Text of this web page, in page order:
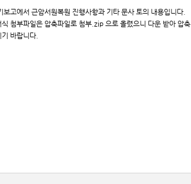
보고에서 근암서원복원 진행사항과 기타 문사 토의 내용입니다.
첨부파일은 압축파일로 첨부.zip 으로 올렸으니 다운 받아 압축
바랍니다.